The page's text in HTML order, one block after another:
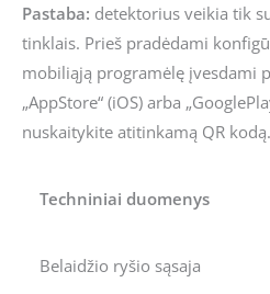
Pastaba: detektorius veikia tik
tinklais. Prieš pradėdami
mobiliąją programėlę įvesdami
„AppStore“ (iOS) arba
nuskaitykite atitinkamą QR kodą.
Techniniai duomenys
Belaidžio ryšio sąsaja